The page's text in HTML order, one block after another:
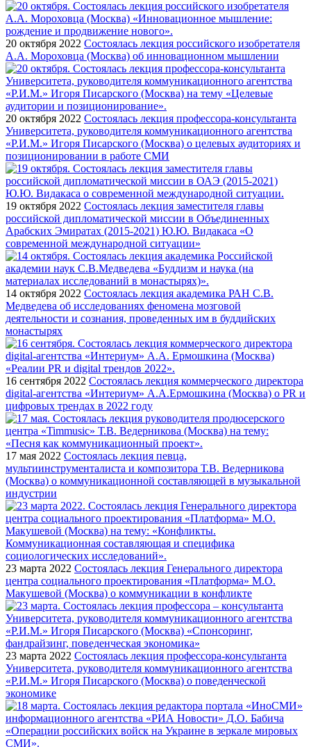
20 октября 2022 Состоялась лекция российского изобретателя
А.А. Мороховца (Москва) об инновационном мышлении
20 октября 2022 Состоялась лекция профессора-консультанта
Университета, руководителя коммуникационного агентства
«Р.И.М.» Игоря Писарского (Москва) о целевых аудиториях и
позиционировании в работе СМИ
19 октября 2022 Состоялась лекция заместителя главы
российской дипломатической миссии в Объединенных
Арабских Эмиратах (2015-2021) Ю.Ю. Видакаса «О
современной международной ситуации»
14 октября 2022 Состоялась лекция академика РАН С.В.
Медведева об исследованиях феномена мозговой
деятельности и сознания, проведенных им в буддийских
монастырях
16 сентября 2022 Состоялась лекция коммерческого директора
digital-агентства «Интериум» А.А.Ермошкина (Москва) о PR и
цифровых трендах в 2022 году
17 мая 2022 Состоялась лекция певца,
мультиинструменталиста и композитора Т.В. Ведерникова
(Москва) о коммуникационной составляющей в музыкальной
индустрии
23 марта 2022 Состоялась лекция Генерального директора
центра социального проектирования «Платформа» М.О.
Макушевой (Москва) о коммуникации в конфликте
23 марта 2022 Состоялась лекция профессора-консультанта
Университета, руководителя коммуникационного агентства
«Р.И.М.» Игоря Писарского (Москва) о поведенческой
экономике